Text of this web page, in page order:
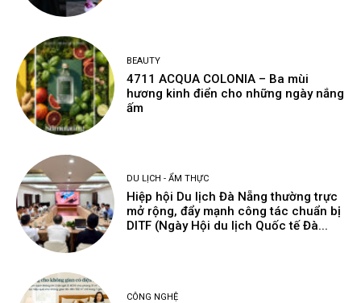
BEAUTY
4711 ACQUA COLONIA – Ba mùi
hương kinh điển cho những ngày nắng
ấm
DU LỊCH - ẨM THỰC
Hiệp hội Du lịch Đà Nẵng thường trực
mở rộng, đẩy mạnh công tác chuẩn bị
DITF (Ngày Hội du lịch Quốc tế Đà...
CÔNG NGHỆ